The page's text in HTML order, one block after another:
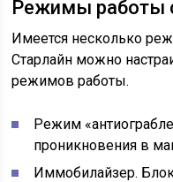
Режимы работы
Имеется несколько
Старлайн можно
режимов работы.
Режим
проникновения в
Иммобилайзер.